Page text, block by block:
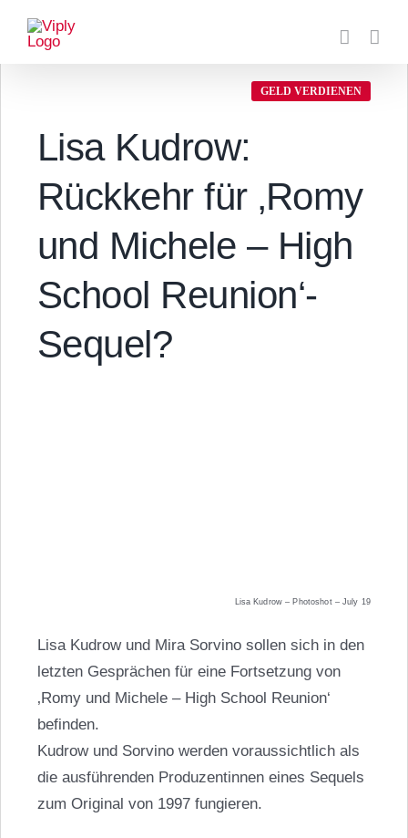
Inhalt
springen
GELD VERDIENEN
Lisa Kudrow:
Rückkehr für ‚Romy
und Michele – High
School Reunion‘-
Sequel?
Lisa Kudrow – Photoshot – July 19
Lisa Kudrow und Mira Sorvino sollen sich in den
letzten Gesprächen für eine Fortsetzung von
‚Romy und Michele – High School Reunion‘
befinden.
Kudrow und Sorvino werden voraussichtlich als
die ausführenden Produzentinnen eines Sequels
zum Original von 1997 fungieren.